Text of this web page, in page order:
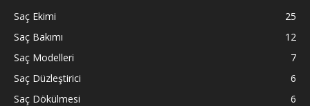
Saç Ekimi
25
Saç Bakımı
12
Saç Modelleri
7
Saç Düzleştirici
6
Saç Dökülmesi
6